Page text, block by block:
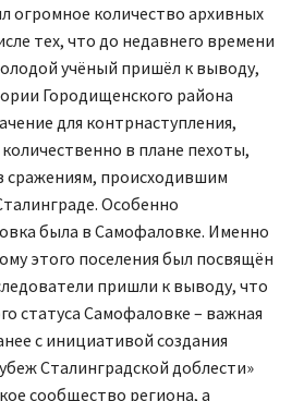
огромное количество архивных
тех, что до недавнего времени
учёный пришёл к выводу,
Городищенского района
для контрнаступления,
в плане пехоты,
сражениям, происходившим
Особенно
была в Самофаловке. Именно
этого поселения был посвящён
пришли к выводу, что
статуса Самофаловке – важная
с инициативой создания
Сталинградской доблести»
сообщество региона, а